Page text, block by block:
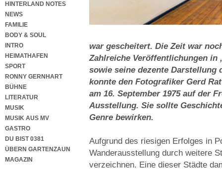
HINTERLAND NOTES
NEWS
FAMILIE
BODY & SOUL
INTRO
HEIMATHAFEN
SPORT
RONNY GERNHART
BÜHNE
LITERATUR
MUSIK
MUSIK AUS MV
GASTRO
DU BIST 0381
ÜBERN GARTENZAUN
MAGAZIN
war gescheitert. Die Zeit war
Zahlreiche Veröffentlichungen in
sowie seine dezente Darstellung
konnte den Fotografiker Gerd
am 16. September 1975 auf der
Ausstellung. Sie sollte
Genre bewirken.
Aufgrund des riesigen Erfolges in
Wanderausstellung durch weitere
verzeichnen. Eine dieser Städte